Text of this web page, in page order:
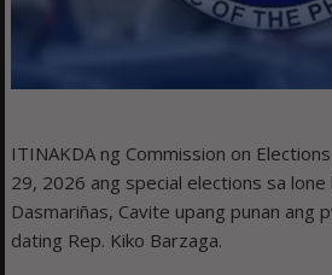
ITINAKDA ng Commission on
29, 2026 ang special elections sa
Dasmariñas, Cavite upang punan ang
dating Rep. Kiko Barzaga.